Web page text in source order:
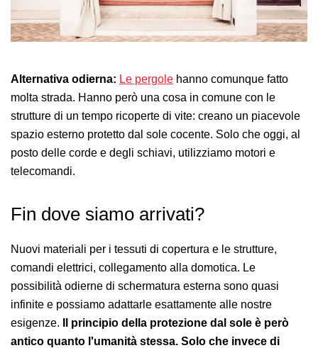
Alternativa odierna: Le pergole hanno comunque fatto
molta strada. Hanno però una cosa in comune con le
strutture di un tempo ricoperte di vite: creano un piacevole
spazio esterno protetto dal sole cocente. Solo che oggi, al
posto delle corde e degli schiavi, utilizziamo motori e
telecomandi.
Fin dove siamo arrivati?
Nuovi materiali per i tessuti di copertura e le strutture,
comandi elettrici, collegamento alla domotica. Le
possibilità odierne di schermatura esterna sono quasi
infinite e possiamo adattarle esattamente alle nostre
esigenze.
Il principio della protezione dal sole è però
antico quanto l'umanità stessa. Solo che invece di